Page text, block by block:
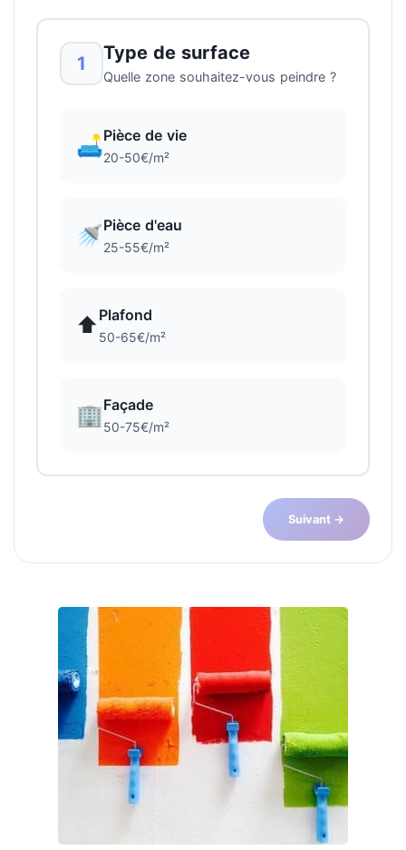
1 Type de surface
Quelle zone souhaitez-vous peindre ?
🛋️Pièce de vie
20-50€/m²
🚿Pièce d'eau
25-55€/m²
⬆️ Plafond
50-65€/m²
🏢Façade
50-75€/m²
Suivant →